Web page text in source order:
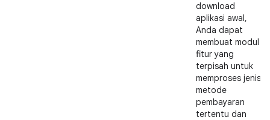
download
aplikasi awal,
Anda dapat
membuat modul
fitur yang
terpisah untuk
memproses jenis
metode
pembayaran
tertentu dan